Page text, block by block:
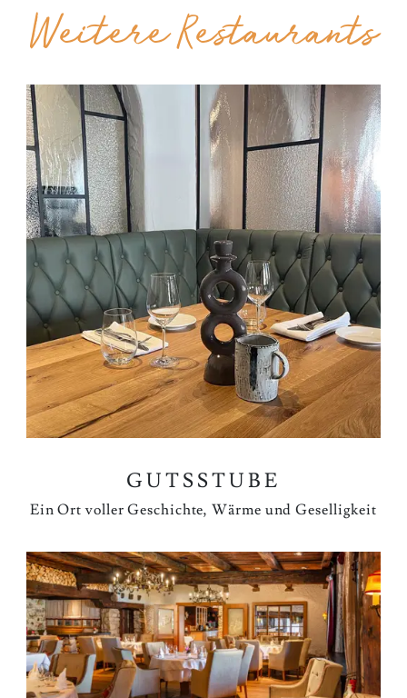
Weitere Restaurants
GUTSSTUBE
Ein Ort voller Geschichte, Wärme und Geselligkeit